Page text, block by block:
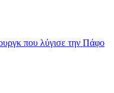
που λύγισε την Πάφο